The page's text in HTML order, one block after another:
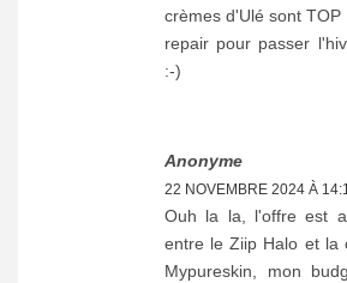
crèmes d'Ulé sont TOP
repair pour passer
:-)
Anonyme
22 NOVEMBRE 2024 À
Ouh la la, l'offre est
entre le Ziip Halo et la
Mypureskin, mon